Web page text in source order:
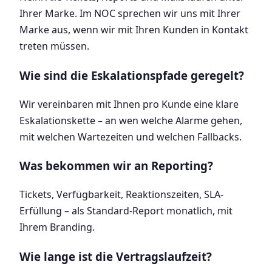
Ihrer Marke. Im NOC sprechen wir uns mit Ihrer
Marke aus, wenn wir mit Ihren Kunden in Kontakt
treten müssen.
Wie sind die Eskalationspfade geregelt?
Wir vereinbaren mit Ihnen pro Kunde eine klare
Eskalationskette – an wen welche Alarme gehen,
mit welchen Wartezeiten und welchen Fallbacks.
Was bekommen wir an Reporting?
Tickets, Verfügbarkeit, Reaktionszeiten, SLA-
Erfüllung – als Standard-Report monatlich, mit
Ihrem Branding.
Wie lange ist die Vertragslaufzeit?